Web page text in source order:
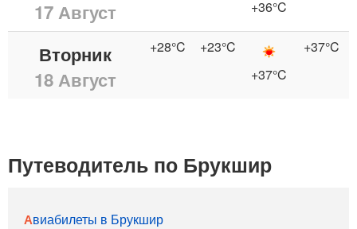
17 Август
+36°C
Вторник
18 Август
+28°C
+23°C
+37°C
+37°C
Путеводитель по Брукшир
Авиабилеты в Брукшир